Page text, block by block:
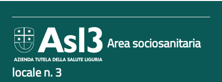
Area sociosanitaria
locale n. 3